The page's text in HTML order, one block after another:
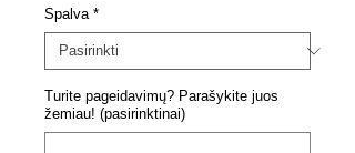
Spalva *
Turite pageidavimų? Parašykite juos
žemiau! (pasirinktinai)